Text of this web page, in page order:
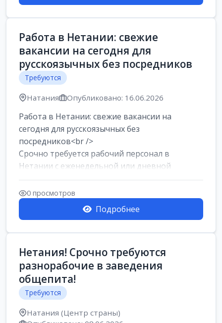
Работа в Нетании: свежие
вакансии на сегодня для
русскоязычных без посредников
Требуются
Натания Опубликовано: 16.06.2026
Работа в Нетании: свежие вакансии на
сегодня для русскоязычных без
посредников<br />
Срочно требуется рабочий персонал в
Нетании с еженедельной или дневной
оплатой<br />
Свежие вакансии в Нетании дл...
0 просмотров
Подробнее
Нетания! Срочно требуются
разнорабочие в заведения
общепита!
Требуются
Натания (Центр страны)